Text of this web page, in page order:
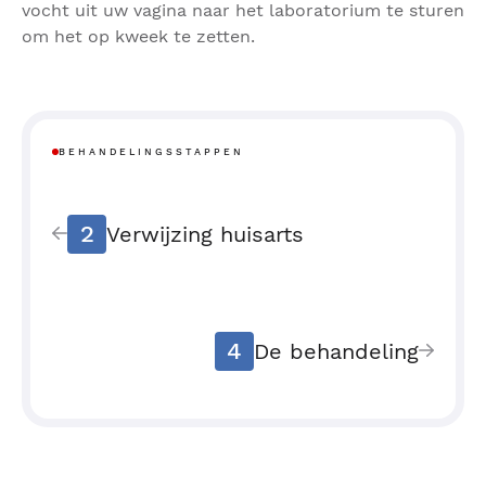
vocht uit uw vagina naar het laboratorium te sturen
om het op kweek te zetten.
BEHANDELINGSSTAPPEN
2 Verwijzing huisarts
4 De behandeling